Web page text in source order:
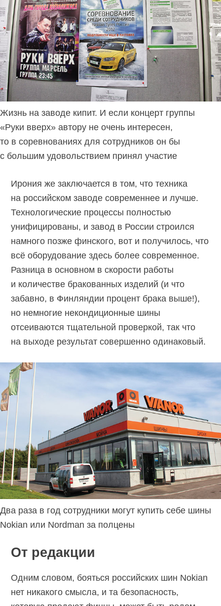
Жизнь на заводе кипит. И если концерт группы
«Руки вверх» автору не очень интересен,
то в соревнованиях для сотрудников он бы
с большим удовольствием принял участие
Ирония же заключается в том, что техника
на российском заводе современнее и лучше.
Технологические процессы полностью
унифицированы, и завод в России строился
намного позже финского, вот и получилось, что
всё оборудование здесь более современное.
Разница в основном в скорости работы
и количестве бракованных изделий (и что
забавно, в Финляндии процент брака выше!),
но немногие некондиционные шины
отсеиваются тщательной проверкой, так что
на выходе результат совершенно одинаковый.
Два раза в год сотрудники могут купить себе шины
Nokian или Nordman за полцены
От редакции
Одним словом, бояться российских шин Nokian
нет никакого смысла, и та безопасность,